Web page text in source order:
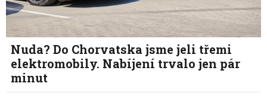
Nuda? Do Chorvatska jsme jeli třemi
elektromobily. Nabíjení trvalo jen pár
minut